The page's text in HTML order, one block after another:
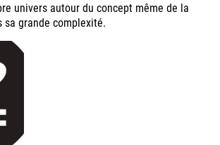
univers autour du concept même de la
sa grande complexité.